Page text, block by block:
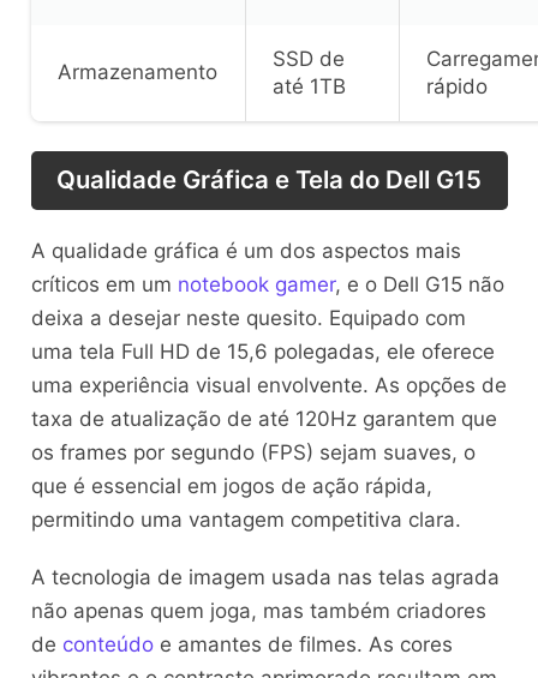
Armazenamento
SSD de
até 1TB
rápido
Qualidade Gráfica e Tela do Dell G15
A qualidade gráfica é um dos aspectos mais
críticos em um notebook gamer, e o Dell G15 não
deixa a desejar neste quesito. Equipado com
uma tela Full HD de 15,6 polegadas, ele oferece
uma experiência visual envolvente. As opções de
taxa de atualização de até 120Hz garantem que
os frames por segundo (FPS) sejam suaves, o
que é essencial em jogos de ação rápida,
permitindo uma vantagem competitiva clara.
A tecnologia de imagem usada nas telas agrada
não apenas quem joga, mas também criadores
de conteúdoe amantes de filmes. As cores